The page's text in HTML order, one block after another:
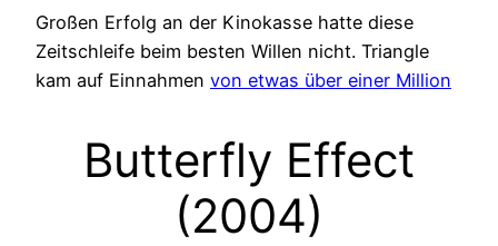
Großen Erfolg an der Kinokasse hatte diese
Zeitschleife beim besten Willen nicht. Triangle
kam auf Einnahmen von etwas über einer Million
Butterfly Effect
(2004)